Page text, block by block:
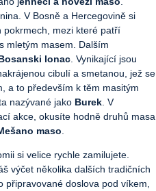
V Bosně a Hercegovině si
pokrmech, mezi které patří
mletým masem. Dalším
lonac . Vynikající jsou
cibulí a smetanou, jež se
a to především k těm masitým
nazývané jako Burek . V
akce, okusíte hodně druhů masa
maso
si velice rychle zamilujete.
výčet několika dalších tradičních
připravované doslova pod víkem,